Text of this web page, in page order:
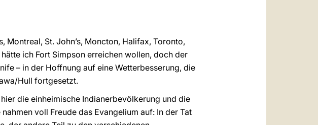
St. John’s, Moncton, Halifax, Toronto,
ich Fort Simpson erreichen wollen, doch der
– in der Hoffnung auf eine Wetterbesserung, die
Hull fortgesetzt.
die einheimische Indianerbevölkerung und die
voll Freude das Evangelium auf: In der Tat